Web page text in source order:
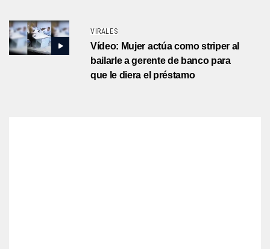
VIRALES
Vídeo: Mujer actúa como striper al
bailarle a gerente de banco para
que le diera el préstamo